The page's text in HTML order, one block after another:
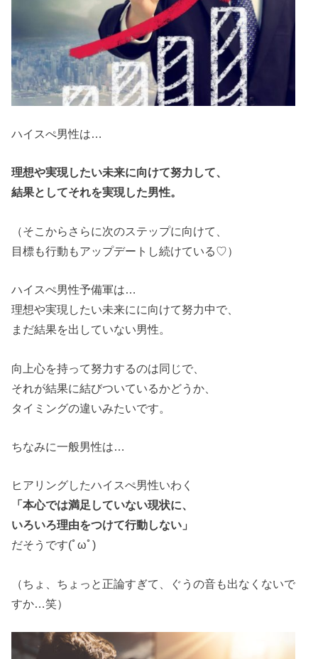
ハイスぺ男性は…
理想や実現したい未来に向けて努力して、
結果としてそれを実現した男性。
（そこからさらに次のステップに向けて、
目標も行動もアップデートし続けている♡）
ハイスぺ男性予備軍は…
理想や実現したい未来にに向けて努力中で、
まだ結果を出していない男性。
向上心を持って努力するのは同じで、
それが結果に結びついているかどうか、
タイミングの違いみたいです。
ちなみに一般男性は…
ヒアリングしたハイスぺ男性いわく
「本心では満足していない現状に、
いろいろ理由をつけて行動しない」
だそうです(ﾟωﾟ)
（ちょ、ちょっと正論すぎて、ぐうの音も出なくないで
すか…笑）